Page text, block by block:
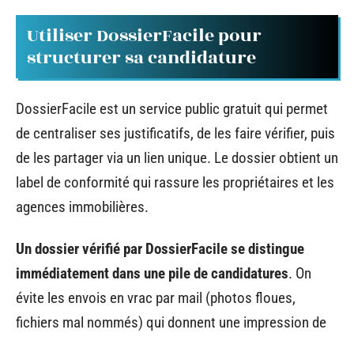
Utiliser DossierFacile pour
structurer sa candidature
DossierFacile est un service public gratuit qui permet
de centraliser ses justificatifs, de les faire vérifier, puis
de les partager via un lien unique. Le dossier obtient un
label de conformité qui rassure les propriétaires et les
agences immobilières.
Un dossier vérifié par DossierFacile se distingue
immédiatement dans une pile de candidatures. On
évite les envois en vrac par mail (photos floues,
fichiers mal nommés) qui donnent une impression de